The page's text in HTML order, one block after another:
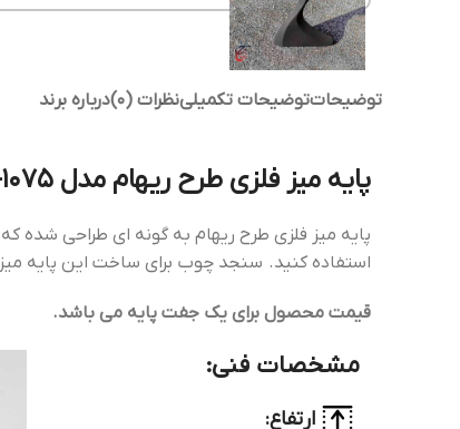
توضیحاتتوضیحات تکمیلینظرات (0) درباره برند
پایه میز فلزی طرح ریهام مدل le-1075
پایه میز فلزی طرح ریهام به گونه ای طراحی شده
استفاده کنید. سنجد چوب برای ساخت این پایه
قیمت محصول برای یک جفت پایه می باشد.
مشخصات فنی:
ارتفاع: